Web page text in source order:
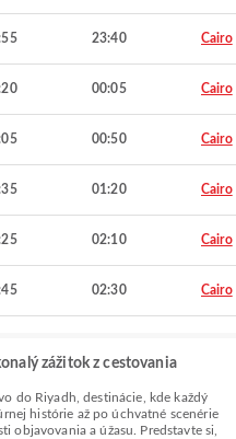
23:40 Cairo
00:05 Cairo
00:50 Cairo
01:20 Cairo
02:10 Cairo
02:30 Cairo
zážitok z cestovania
do Riyadh, destinácie, kde každý
histórie až po úchvatné scenérie
objavovania a úžasu. Predstavte si,